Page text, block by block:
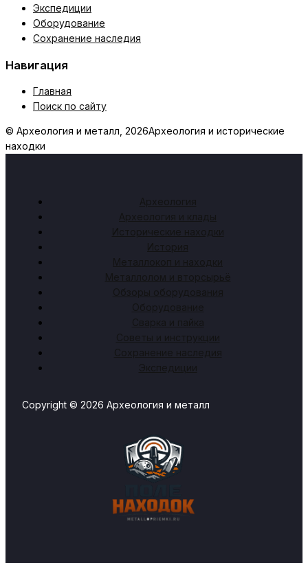
Экспедиции
Оборудование
Сохранение наследия
Навигация
Главная
Поиск по сайту
© Археология и металл, 2026Археология и исторические
находки
Археология
Археология и клады
Исторические находки
История
Металлокоп и находки
Металлолом и вторсырьё
Обзоры оборудования
Оборудование
Сварка и пайка
Советы и инструкции
Сохранение наследия
Экспедиции
Copyright © 2026 Археология и металл